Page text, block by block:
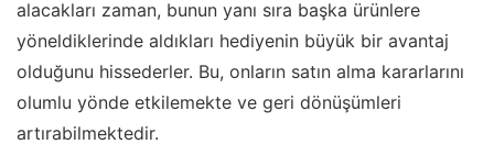
alacakları zaman, bunun yanı sıra başka ürünlere
yöneldiklerinde aldıkları hediyenin büyük bir avantaj
olduğunu hissederler. Bu, onların satın alma kararlarını
olumlu yönde etkilemekte ve geri dönüşümleri
artırabilmektedir.